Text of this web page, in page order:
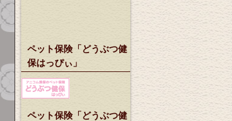
ペット保険「どうぶつ健
保はっぴぃ」
ペット保険「どうぶつ健